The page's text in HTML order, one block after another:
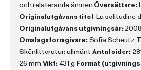
och relaterande ämnen Översättare:
Originalutgåvans titel: La solitudine
Originalutgåvans utgivningsår: 2008
Omslagsformgivare: Sofia Scheutz
Skönlitteratur: allmänt Antal sidor:
26 mm Vikt: 431 g Format